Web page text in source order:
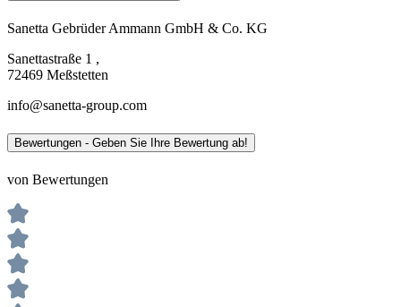
Sanetta Gebrüder Ammann GmbH & Co. KG
Sanettastraße 1 ,
72469 Meßstetten
info@sanetta-group.com
Bewertungen - Geben Sie Ihre Bewertung ab!
von Bewertungen